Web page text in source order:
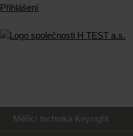
Přihlášení
Měřicí technika Keysight